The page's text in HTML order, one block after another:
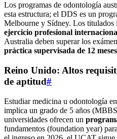
Los programas de odontología
esta estructura; el DDS es un
Melbourne y Sídney. Los titulados
ejercicio profesional
Australia deben superar los
práctica supervisada de 12 meses
Reino Unido: Altos
de aptitud#
Estudiar medicina u odontología
implica un grado de 5 años
universidades ofrecen un
fundamentos (foundation year)